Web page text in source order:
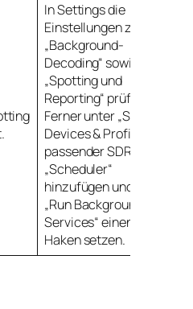
In Settings die
Einstellungen zum
„Background-
Decoding“ sowie
„Spotting und
Reporting“ prüfen.
Ferner unter „SDR
Devices & Profiles“ /
passender SDR einen
„Scheduler“
hinzufügen und bei
„Run Background-
Services“ einen
Haken setzen.